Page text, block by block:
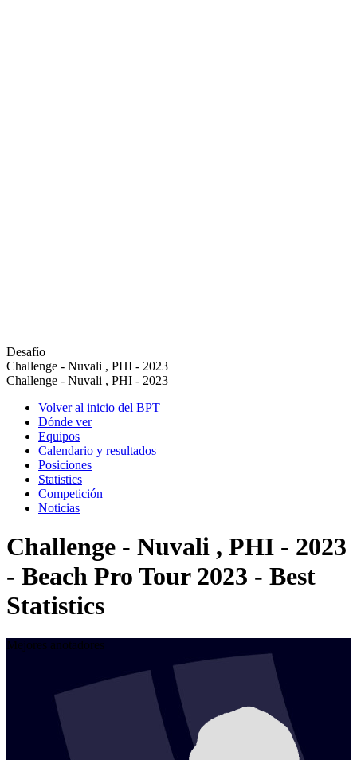
Desafío
Challenge - Nuvali , PHI - 2023
Challenge - Nuvali , PHI - 2023
Volver al inicio del BPT
Dónde ver
Equipos
Calendario y resultados
Posiciones
Statistics
Competición
Noticias
Challenge - Nuvali , PHI - 2023
- Beach Pro Tour 2023 - Best
Statistics
Mejores anotadores